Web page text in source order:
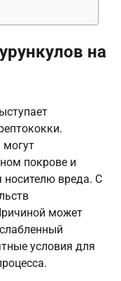
на
покрове и
носителю вреда. С
может
условия для